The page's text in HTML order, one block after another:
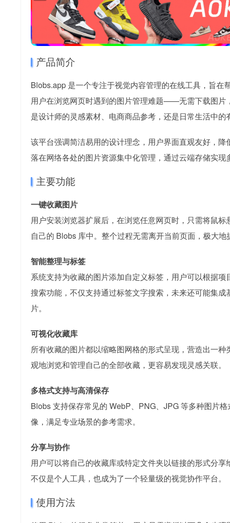
产品简介
Blobs.app 是一个专注于视觉内容管理的在线工具，旨
用户在浏览网页时遇到的图片管理难题——无需下载图片
是设计师的灵感素材、电商商品参考，还是日常生活中
该平台强调简洁易用的设计理念，用户界面直观友好，
落在网络各处的图片资源集中化管理，通过云端存储实现
主要功能
一键收藏图片
用户安装浏览器扩展后，在浏览任意网页时，只需将鼠
自己的 Blobs 库中。整个过程无需离开当前页面，极大地
智能整理与标签
系统支持为收藏的图片添加自定义标签，用户可以根据
搜索功能，不仅支持通过标签文字搜索，未来还可能集
片。
可视化收藏库
所有收藏的图片都以缩略图网格的形式呈现，营造出一
观地浏览和管理自己的全部收藏，更容易发现灵感关联。
多格式支持与高清保存
Blobs 支持保存常见的 WebP、PNG、JPG 等多种图片
像，满足专业场景的参考需求。
分享与协作
用户可以将自己的收藏库或特定文件夹以链接的形式分
不仅是个人工具，也成为了一个轻量级的视觉协作平台。
使用方法